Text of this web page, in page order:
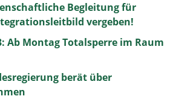
Begleitung für
vergeben!
Ab Montag Totalsperre im Raum
berät über